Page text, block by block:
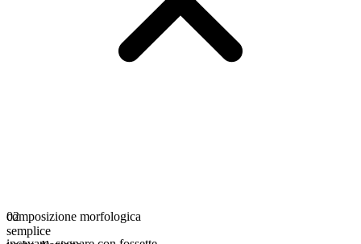
composizione morfologica
semplice
02